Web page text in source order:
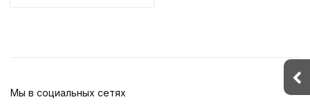
Мы в социальных сетях